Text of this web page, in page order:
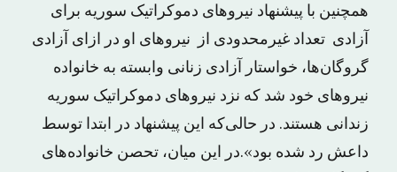
همچنین با پیشنهاد نیروهای دموکراتیک سوریه برای
آزادی تعداد غیرمحدودی از نیروهای او در ازای آزادی
گروگان‌ها، خواستار آزادی زنانی وابسته به خانواده
نیروهای خود شد که نزد نیروهای دموکراتیک سوریه
زندانی هستند. در حالی‌که این پیشنهاد در ابتدا توسط
داعش رد شده بود».در این میان، تحصن خانواده‌های